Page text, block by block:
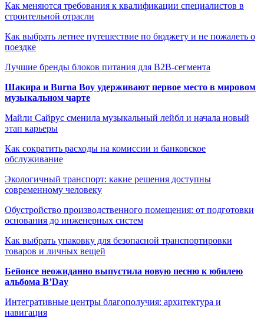
Как меняются требования к квалификации специалистов в
строительной отрасли
Как выбрать летнее путешествие по бюджету и не пожалеть о
поездке
Лучшие бренды блоков питания для B2B-сегмента
Шакира и Burna Boy удерживают первое место в мировом
музыкальном чарте
Майли Сайрус сменила музыкальный лейбл и начала новый
этап карьеры
Как сократить расходы на комиссии и банковское
обслуживание
Экологичный транспорт: какие решения доступны
современному человеку
Обустройство производственного помещения: от подготовки
основания до инженерных систем
Как выбрать упаковку для безопасной транспортировки
товаров и личных вещей
Бейонсе неожиданно выпустила новую песню к юбилею
альбома B’Day
Интегративные центры благополучия: архитектура и
навигация